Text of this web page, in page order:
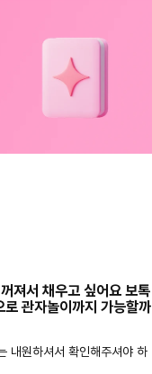
져서 채우고 싶어요 보톡
관자놀이까지 가능할까
내원하셔서 확인해주셔야 하